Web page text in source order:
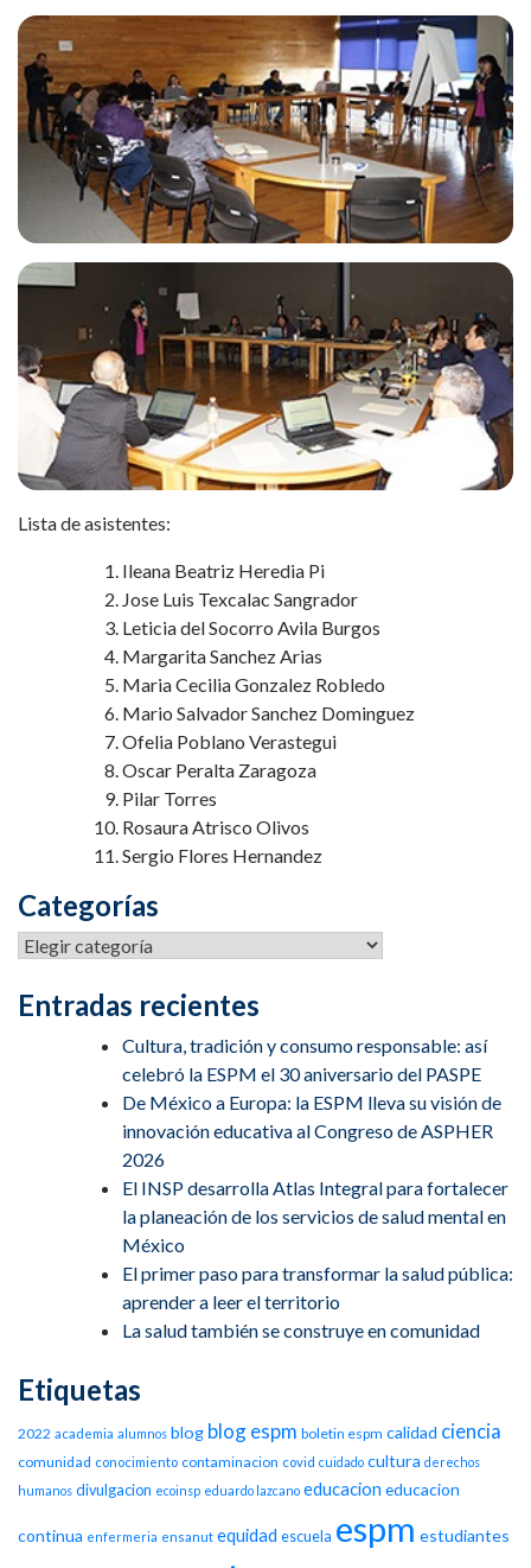
Lista de asistentes:
Ileana Beatriz Heredia Pi
Jose Luis Texcalac Sangrador
Leticia del Socorro Avila Burgos
Margarita Sanchez Arias
Maria Cecilia Gonzalez Robledo
Mario Salvador Sanchez Dominguez
Ofelia Poblano Verastegui
Oscar Peralta Zaragoza
Pilar Torres
Rosaura Atrisco Olivos
Sergio Flores Hernandez
Categorías
Categorías
Entradas recientes
Cultura, tradición y consumo responsable: así
celebró la ESPM el 30 aniversario del PASPE
De México a Europa: la ESPM lleva su visión de
innovación educativa al Congreso de ASPHER
2026
El INSP desarrolla Atlas Integral para fortalecer
la planeación de los servicios de salud mental en
México
El primer paso para transformar la salud pública:
aprender a leer el territorio
La salud también se construye en comunidad
Etiquetas
2022 academia alumnos blog blog espm boletin espm calidad ciencia
comunidad conocimiento contaminacion covid cuidado cultura derechos
humanos divulgacion ecoinsp eduardo lazcano educacion educacion
continua enfermeria ensanut equidad escuela espm estudiantes